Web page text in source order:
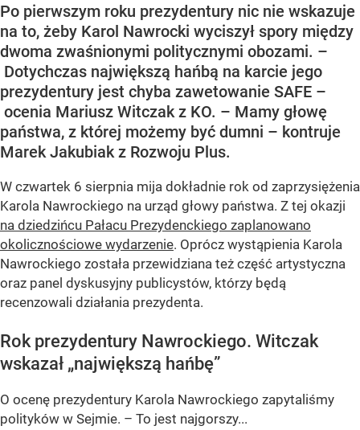
Po pierwszym roku prezydentury nic nie wskazuje
na to, żeby Karol Nawrocki wyciszył spory między
dwoma zwaśnionymi politycznymi obozami. –
Dotychczas największą hańbą na karcie jego
prezydentury jest chyba zawetowanie SAFE –
ocenia Mariusz Witczak z KO. – Mamy głowę
państwa, z której możemy być dumni – kontruje
Marek Jakubiak z Rozwoju Plus.
W czwartek 6 sierpnia mija dokładnie rok od zaprzysiężenia
Karola Nawrockiego na urząd głowy państwa. Z tej okazji
na dziedzińcu Pałacu Prezydenckiego zaplanowano
okolicznościowe wydarzenie. Oprócz wystąpienia Karola
Nawrockiego została przewidziana też część artystyczna
oraz panel dyskusyjny publicystów, którzy będą
recenzowali działania prezydenta.
Rok prezydentury Nawrockiego. Witczak
wskazał „największą hańbę”
O ocenę prezydentury Karola Nawrockiego zapytaliśmy
polityków w Sejmie. – To jest najgorszy...